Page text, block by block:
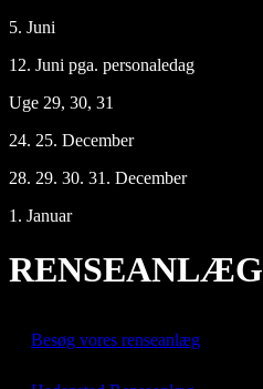
5. Juni
12. Juni pga. personaledag
Uge 29, 30, 31
24. 25. December
28. 29. 30. 31. December
1. Januar
RENSEANLÆG
Besøg vores renseanlæg